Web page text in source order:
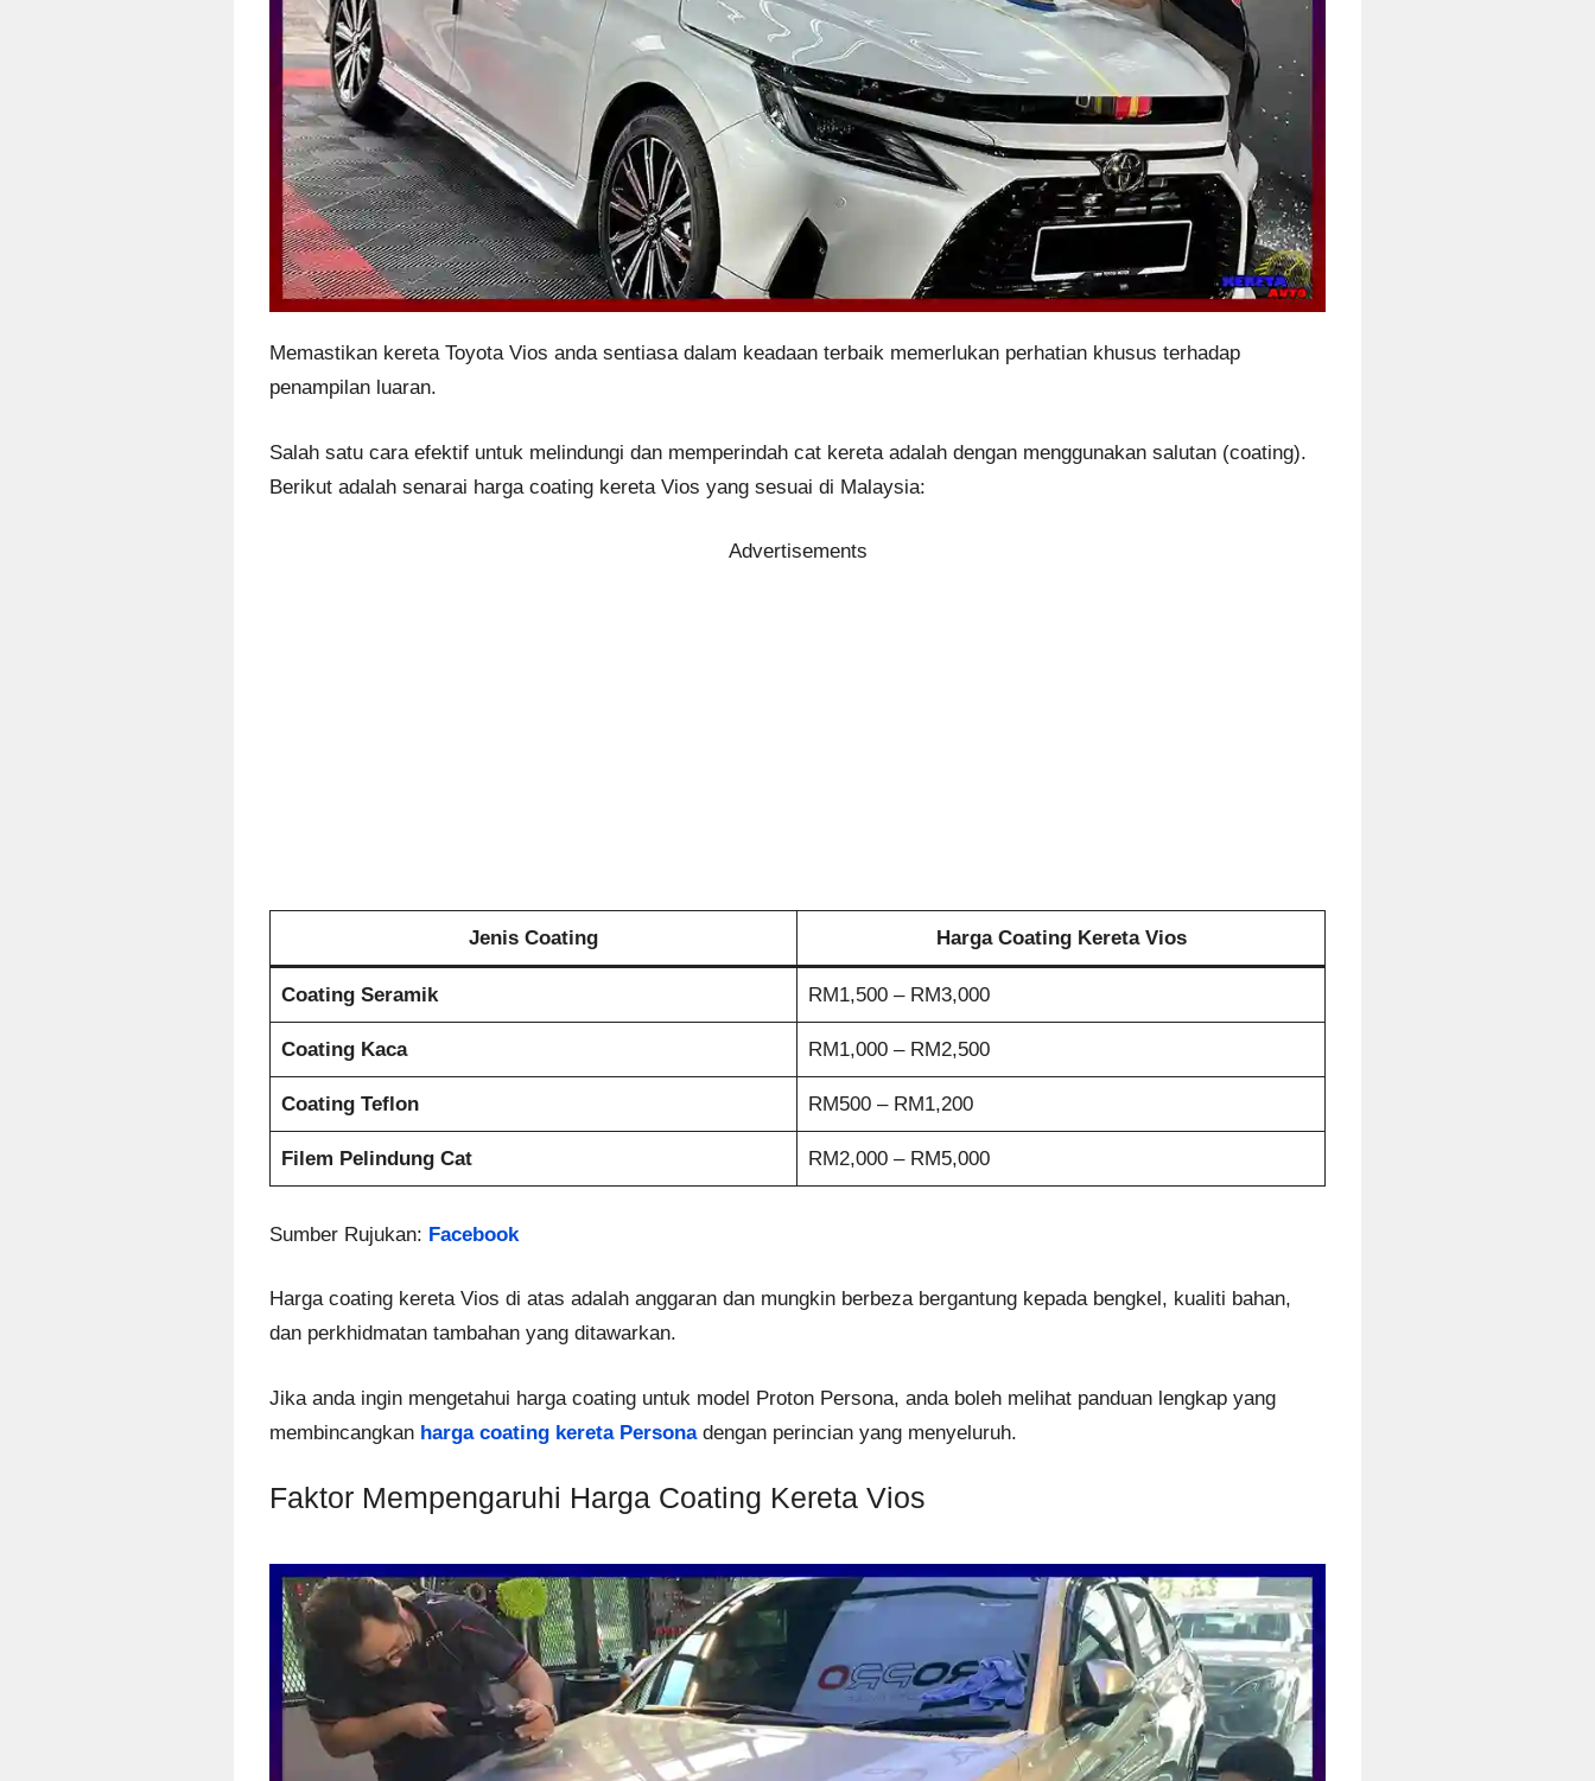
Memastikan kereta Toyota Vios anda sentiasa dalam keadaan terbaik memerlukan perhatian khusus terhadap
penampilan luaran.
Salah satu cara efektif untuk melindungi dan memperindah cat kereta adalah dengan menggunakan salutan (coating).
Berikut adalah senarai harga coating kereta Vios yang sesuai di Malaysia:
Advertisements
Jenis Coating Harga Coating Kereta Vios
Coating Seramik RM1,500 – RM3,000
Coating Kaca RM1,000 – RM2,500
Coating Teflon RM500 – RM1,200
Filem Pelindung Cat RM2,000 – RM5,000
Sumber Rujukan: Facebook
Harga coating kereta Vios di atas adalah anggaran dan mungkin berbeza bergantung kepada bengkel, kualiti bahan,
dan perkhidmatan tambahan yang ditawarkan.
Jika anda ingin mengetahui harga coating untuk model Proton Persona, anda boleh melihat panduan lengkap yang
membincangkan harga coating kereta Personadengan perincian yang menyeluruh.
Faktor Mempengaruhi Harga Coating Kereta Vios